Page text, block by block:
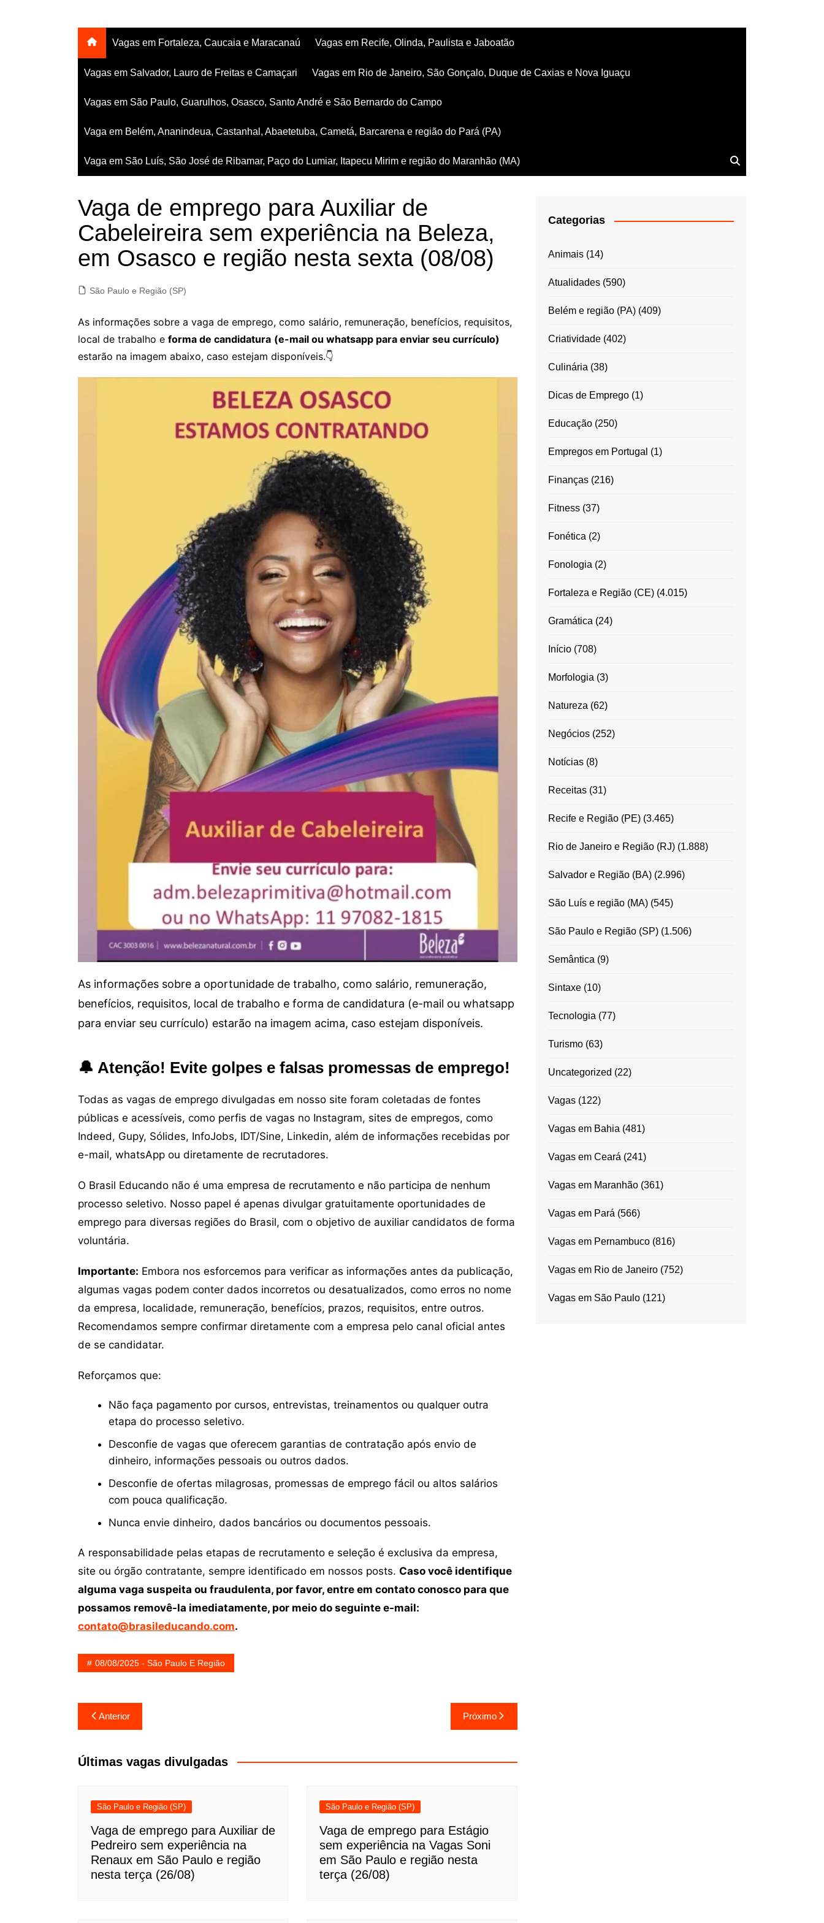
Vagas em Fortaleza, Caucaia e Maracanaú Vagas em Recife, Olinda, Paulista e Jaboatão
Vagas em Salvador, Lauro de Freitas e Camaçari Vagas em Rio de Janeiro, São Gonçalo, Duque de Caxias e Nova Iguaçu
Vagas em São Paulo, Guarulhos, Osasco, Santo André e São Bernardo do Campo
Vaga em Belém, Ananindeua, Castanhal, Abaetetuba, Cametá, Barcarena e região do Pará (PA)
Vaga em São Luís, São José de Ribamar, Paço do Lumiar, Itapecu Mirim e região do Maranhão (MA)
Vaga de emprego para Auxiliar de
Cabeleireira sem experiência na Beleza,
em Osasco e região nesta sexta (08/08)
São Paulo e Região (SP)
As informações sobre a vaga de emprego, como salário, remuneração, benefícios, requisitos,
local de trabalho e forma de candidatura (e-mail ou whatsapp para enviar seu currículo)
estarão na imagem abaixo, caso estejam disponíveis.👇
As informações sobre a oportunidade de trabalho, como salário, remuneração,
benefícios, requisitos, local de trabalho e forma de candidatura (e-mail ou whatsapp
para enviar seu currículo) estarão na imagem acima, caso estejam disponíveis.
🔔 Atenção! Evite golpes e falsas promessas de emprego!
Todas as vagas de emprego divulgadas em nosso site foram coletadas de fontes
públicas e acessíveis, como perfis de vagas no Instagram, sites de empregos, como
Indeed, Gupy, Sólides, InfoJobs, IDT/Sine, Linkedin, além de informações recebidas por
e-mail, whatsApp ou diretamente de recrutadores.
O Brasil Educando não é uma empresa de recrutamento e não participa de nenhum
processo seletivo. Nosso papel é apenas divulgar gratuitamente oportunidades de
emprego para diversas regiões do Brasil, com o objetivo de auxiliar candidatos de forma
voluntária.
Importante: Embora nos esforcemos para verificar as informações antes da publicação,
algumas vagas podem conter dados incorretos ou desatualizados, como erros no nome
da empresa, localidade, remuneração, benefícios, prazos, requisitos, entre outros.
Recomendamos sempre confirmar diretamente com a empresa pelo canal oficial antes
de se candidatar.
Reforçamos que:
Não faça pagamento por cursos, entrevistas, treinamentos ou qualquer outra
etapa do processo seletivo.
Desconfie de vagas que oferecem garantias de contratação após envio de
dinheiro, informações pessoais ou outros dados.
Desconfie de ofertas milagrosas, promessas de emprego fácil ou altos salários
com pouca qualificação.
Nunca envie dinheiro, dados bancários ou documentos pessoais.
A responsabilidade pelas etapas de recrutamento e seleção é exclusiva da empresa,
site ou órgão contratante, sempre identificado em nossos posts. Caso você identifique
alguma vaga suspeita ou fraudulenta, por favor, entre em contato conosco para que
possamos removê-la imediatamente, por meio do seguinte e-mail:
contato@brasileducando.com.
08/08/2025 - São Paulo E Região
Navegação
de
Post
Anterior Próximo
Últimas vagas divulgadas
São Paulo e Região (SP)
Vaga de emprego para Auxiliar de
Pedreiro sem experiência na
Renaux em São Paulo e região
nesta terça (26/08)
São Paulo e Região (SP)
Vaga de emprego para Estágio
sem experiência na Vagas Soni
em São Paulo e região nesta
terça (26/08)
Categorias
Animais(14)
Atualidades(590)
Belém e região (PA)(409)
Criatividade(402)
Culinária (38)
Dicas de Emprego(1)
Educação(250)
Empregos em Portugal (1)
Finanças(216)
Fitness(37)
Fonética (2)
Fonologia (2)
Fortaleza e Região (CE)(4.015)
Gramática (24)
Início(708)
Morfologia (3)
Natureza (62)
Negócios(252)
Notícias(8)
Receitas(31)
Recife e Região (PE)(3.465)
Rio de Janeiro e Região (RJ)(1.888)
Salvador e Região (BA)(2.996)
São Luís e região (MA)(545)
São Paulo e Região (SP)(1.506)
Semântica (9)
Sintaxe(10)
Tecnologia (77)
Turismo(63)
Uncategorized (22)
Vagas(122)
Vagas em Bahia (481)
Vagas em Ceará (241)
Vagas em Maranhão(361)
Vagas em Pará (566)
Vagas em Pernambuco(816)
Vagas em Rio de Janeiro(752)
Vagas em São Paulo(121)